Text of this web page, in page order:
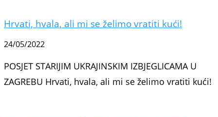
Hrvati, hvala, ali mi se želimo vratiti kući!
24/05/2022
POSJET STARIJIM UKRAJINSKIM IZBJEGLICAMA U
ZAGREBU Hrvati, hvala, ali mi se želimo vratiti kući!